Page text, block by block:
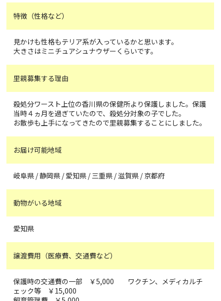
特徴（性格など）
見かけも性格もテリア系が入っているかと思います。
大きさはミニチュアシュナウザーくらいです。
里親募集する理由
殺処分ワースト上位の香川県の保健所より保護しました。保護
当時４ヵ月を過ぎていたので、殺処分対象の子でした。
お散歩も上手になってきたので里親募集することにしました。
お届け可能地域
岐阜県 / 静岡県 / 愛知県 / 三重県 / 滋賀県 / 京都府
動物がいる地域
愛知県
譲渡費用（医療費、交通費など）
保護時の交通費の一部 ￥5,000 ワクチン、メディカルチ
ェック等 ￥15,000